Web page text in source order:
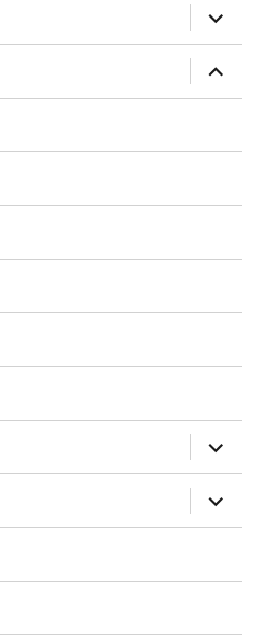
öffnen
öffnen
öffnen
öffnen